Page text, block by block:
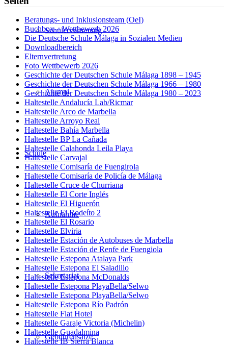
Schülervertretung
Alumni
Schule
Aufnahme
Sekretariat
Gebührensätze
Beratungs- und Inklusionsteam (OeI)
Buchbox – Wettbewerb 2026
Die Deutsche Schule Málaga in Sozialen Medien
Downloadbereich
Elternvertretung
Foto Wettbewerb 2026
Geschichte der Deutschen Schule Málaga 1898 – 1945
Geschichte der Deutschen Schule Málaga 1966 – 1980
Geschichte der Deutschen Schule Málaga 1980 – 2023
Haltestelle Andalucía Lab/Ricmar
Haltestelle Arco de Marbella
Haltestelle Arroyo Real
Haltestelle Bahía Marbella
Haltestelle BP La Cañada
Haltestelle Calahonda Leila Playa
Haltestelle Carvajal
Haltestelle Comisaría de Fuengirola
Haltestelle Comisaría de Policía de Málaga
Haltestelle Cruce de Churriana
Haltestelle El Corte Inglés
Haltestelle El Higuerón
Haltestelle El Rodeíto 2
Haltestelle El Rosario
Haltestelle Elviria
Haltestelle Estación de Autobuses de Marbella
Haltestelle Estación de Renfe de Fuengiola
Haltestelle Estepona Atalaya Park
Haltestelle Estepona El Saladillo
Haltestelle Estepona McDonalds
Haltestelle Estepona PlayaBella/Selwo
Haltestelle Estepona PlayaBella/Selwo
Haltestelle Estepona Río Padrón
Haltestelle Flat Hotel
Haltestelle Garaje Victoria (Michelin)
Haltestelle Guadalmina
Haltestelle IB Sierra Blanca